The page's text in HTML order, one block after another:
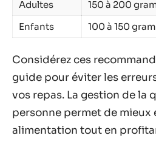
Adultes
150 à 200
Enfants
100 à 150
Considérez ces
guide pour éviter les
vos repas. La gestion de la
personne permet de mieux
alimentation tout en